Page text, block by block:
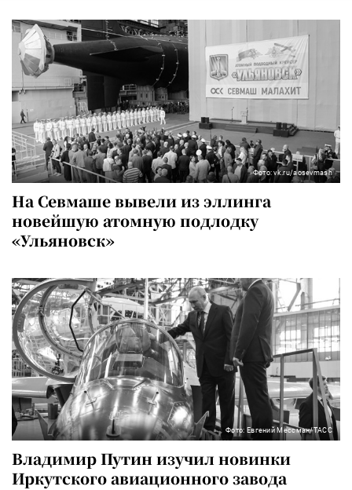
Фото: vk.ru/aosevmash
На Севмаше вывели из эллинга
новейшую атомную подлодку
«Ульяновск»
Фото: Евгений Мессман/ТАСС
Владимир Путин изучил новинки
Иркутского авиационного завода